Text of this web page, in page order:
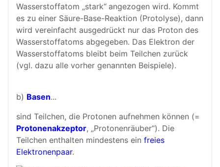
Wasserstoffatom „stark“ angezogen wird. Kommt
es zu einer Säure-Base-Reaktion (Protolyse), dann
wird vereinfacht ausgedrückt nur das Proton des
Wasserstoffatoms abgegeben. Das Elektron der
Wasserstoffatoms bleibt beim Teilchen zurück
(vgl. dazu alle vorher genannten Beispiele).
b) Basen...
sind Teilchen, die Protonen aufnehmen können (=
Protonenakzeptor, „Protonenräuber“). Die
Teilchen enthalten mindestens ein freies
Elektronenpaar.